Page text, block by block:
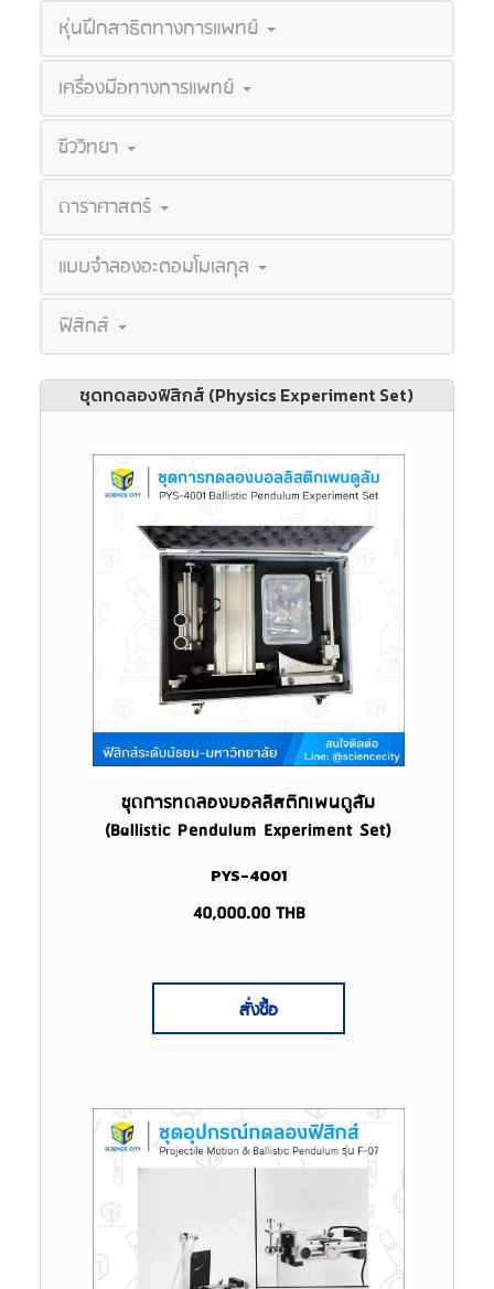
หุ่นฝึกสาธิตทางการแพทย์
เครื่องมือทางการแพทย์
ชีววิทยา
ดาราศาสตร์
แบบจำลองอะตอมโมเลกุล
ฟิสิกส์
ชุดทดลองฟิสิกส์ (Physics Experiment Set)
ชุดการทดลองบอลลิสติกเพนดูลัม
(Ballistic Pendulum Experiment Set)
PYS-4001
40,000.00THB
สั่งซื้อ